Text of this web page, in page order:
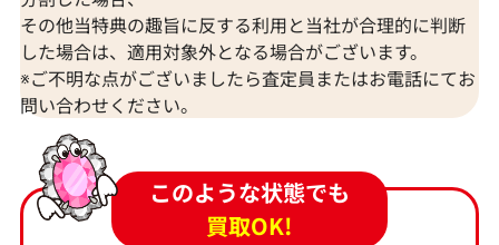
その他当特典の趣旨に反する利用と当社が合理的に判断
した場合は、適用対象外となる場合がございます。
※ご不明な点がございましたら査定員またはお電話にてお
問い合わせください。
このような状態でも
買取OK!